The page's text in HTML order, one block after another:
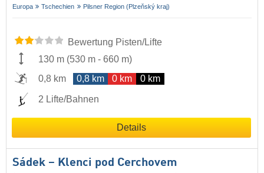
Europa Tschechien Pilsner Region (Plzeňský kraj)
Bewertung Pisten/Lifte
130 m (530 m - 660 m)
0,8 km
0,8 km 0 km 0 km
2 Lifte/Bahnen
Details
Sádek – Klenci pod Cerchovem